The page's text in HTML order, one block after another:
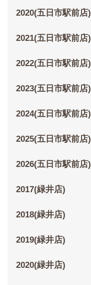
2020(五日市駅前店)
2021(五日市駅前店)
2022(五日市駅前店)
2023(五日市駅前店)
2024(五日市駅前店)
2025(五日市駅前店)
2026(五日市駅前店)
2017(緑井店)
2018(緑井店)
2019(緑井店)
2020(緑井店)